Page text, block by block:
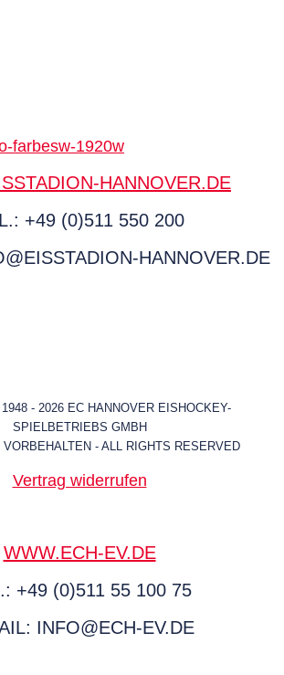
HANNOVER.DE
+49 (0)511 550 200
HANNOVER.DE
- 2026 EC HANNOVER EISHOCKEY-
SPIELBETRIEBS GMBH
- ALL RIGHTS RESERVED
Vertrag widerrufen
WWW.ECH-EV.DE
+49 (0)511 55 100 75
INFO@ECH-EV.DE